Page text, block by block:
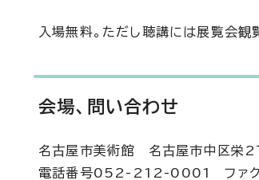
入場無料。ただし聴講には展覧会観
会場、問い合わせ
名古屋市美術館 名古屋市中区栄
電話番号052-212-0001 ファ